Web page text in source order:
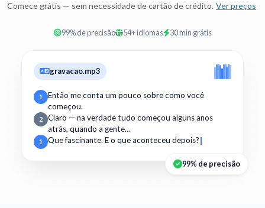
Comece grátis — sem necessidade de cartão de crédito. Ver preços
99% de precisão 54+ idiomas 30 min grátis
gravacao.mp3
1
Então me conta um pouco sobre como você
começou.
2
Claro — na verdade tudo começou alguns anos
atrás, quando a gente…
1 Que fascinante. E o que aconteceu depois?
99% de precisão